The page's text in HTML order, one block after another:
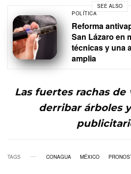
SEE ALSO
POLÍTICA
Reforma
San Lázaro en
técnicas y una
amplia
Las fuertes rachas
derribar árboles
TAGS CONAGUA MÉXICO